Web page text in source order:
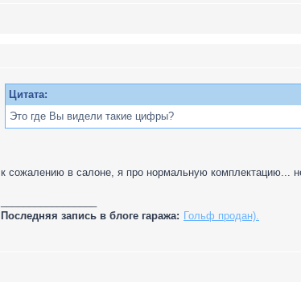
Цитата:
Это где Вы видели такие цифры?
к сожалению в салоне, я про нормальную комплектацию...
Последняя запись в блоге гаража: Гольф продан).